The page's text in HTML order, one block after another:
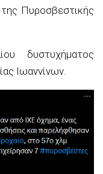
Πυροσβεστικής
δυστυχήματος
Ιωαννίνων.